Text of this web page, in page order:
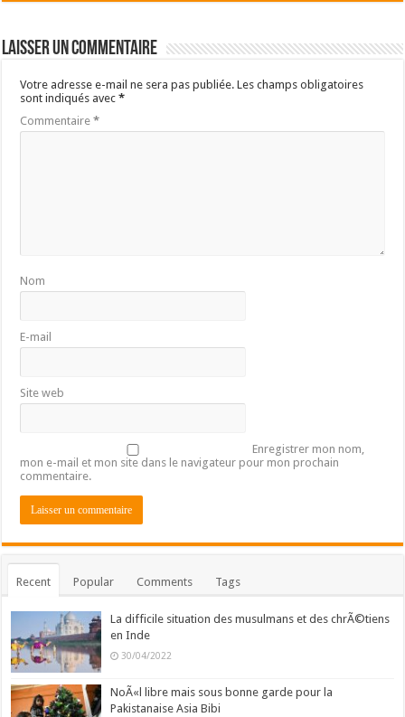
Laisser un commentaire
Votre adresse e-mail ne sera pas publiée. Les champs obligatoires
sont indiqués avec*
Commentaire*
Nom
E-mail
Site web
Enregistrer mon nom,
mon e-mail et mon site dans le navigateur pour mon prochain
commentaire.
Recent Popular Comments Tags
La difficile situation des musulmans et des chrÃ©tiens
en Inde
30/04/2022
NoÃ«l libre mais sous bonne garde pour la
Pakistanaise Asia Bibi